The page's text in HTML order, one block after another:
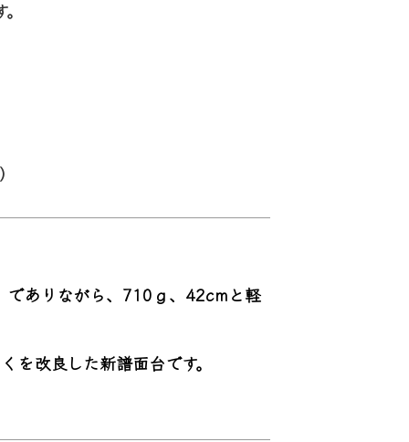
ありながら、 710 ｇ、 42cmと軽
を改良した新譜面台です。